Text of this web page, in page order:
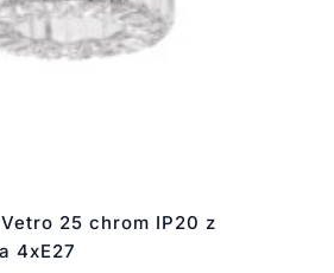
25 chrom IP20 z
4xE27